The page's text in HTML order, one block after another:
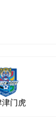
津门虎